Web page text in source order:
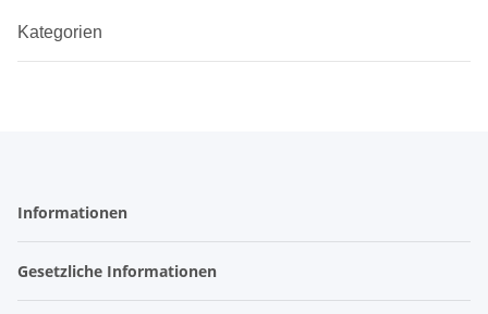
Kategorien
Informationen
Gesetzliche Informationen